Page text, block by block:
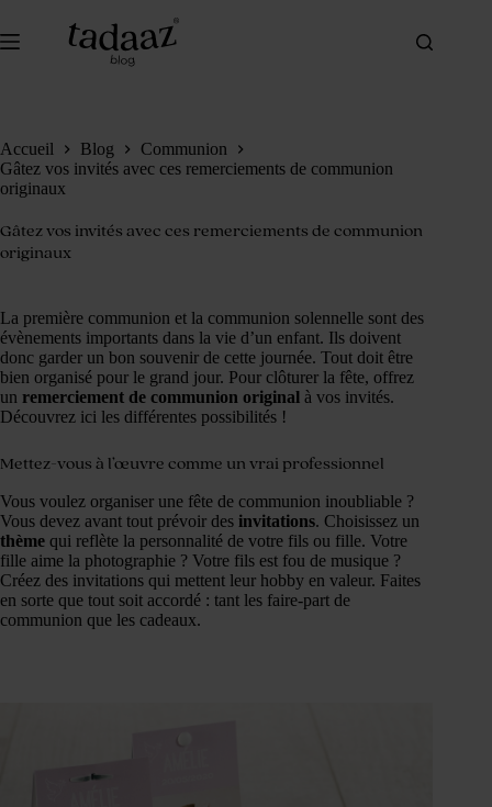
contenu
Accueil Blog
Communion
Gâtez vos invités avec ces remerciements de communion
originaux
Gâtez vos invités avec ces remerciements de communion
originaux
La première communion et la communion solennelle sont des
évènements importants dans la vie d’un enfant. Ils doivent
donc garder un bon souvenir de cette journée. Tout doit être
bien organisé pour le grand jour. Pour clôturer la fête, offrez
un remerciement de communion original à vos invités.
Découvrez ici les différentes possibilités !
Mettez-vous à l’œuvre comme un vrai professionnel
Vous voulez organiser une fête de communion inoubliable ?
Vous devez avant tout prévoir des invitations. Choisissez un
thème qui reflète la personnalité de votre fils ou fille. Votre
fille aime la photographie ? Votre fils est fou de musique ?
Créez des invitations qui mettent leur hobby en valeur. Faites
en sorte que tout soit accordé : tant les faire-part de
communion que les cadeaux.